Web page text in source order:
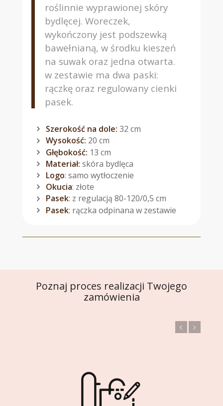
roślinnie wyprawionej skóry
bydlęcej. Woreczek,
wykończony jest podszewką
bawełnianą, w środku kieszeń
na suwak oraz jedna otwarta.
w zestawie ma dwa paski:
rączkę oraz regulowany cienki
pasek.
Szerokość na dole: 32 cm
Wysokość: 20 cm
Głębokość: 13 cm
Materiał: skóra bydlęca
Logo: samo wytłoczenie
Okucia: złote
Pasek: z regulacją 80-120/0,5 cm
Pasek: rączka odpinana w zestawie
Poznaj proces realizacji Twojego
zamówienia